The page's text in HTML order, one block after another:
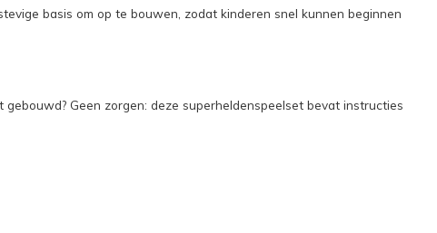
basis om op te bouwen, zodat kinderen snel kunnen beginnen
Geen zorgen: deze superheldenspeelset bevat instructies